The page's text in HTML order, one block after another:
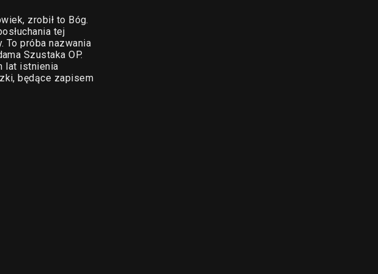
zrobił to Bóg.
tej
To próba nazwania
Szustaka OP.
lat istnienia
będące zapisem